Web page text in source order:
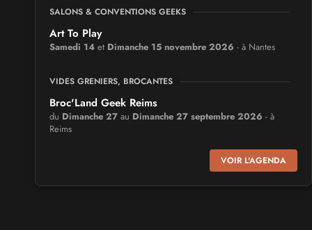
SALONS & CONVENTIONS GEEKS
Art To Play
Samedi 14 et Dimanche 15 novembre 2026 - à Nantes
VIDES GRENIERS, BROCANTES
Broc'Land Geek Reims
du Dimanche 27 au Dimanche 27 septembre 2026 - à
Reims
MangAnime
VOIR L'AGENDA